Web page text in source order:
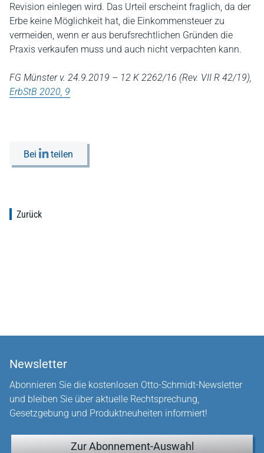
Revision einlegen wird. Das Urteil erscheint fraglich, da der
Erbe keine Möglichkeit hat, die Einkommensteuer zu
vermeiden, wenn er aus berufsrechtlichen Gründen die
Praxis verkaufen muss und auch nicht verpachten kann.
FG Münster v. 24.9.2019 – 12 K 2262/16 (Rev. VII R 42/19),
ErbStB 2020, 9
Bei teilen
Zurück
Newsletter
Abonnieren Sie die kostenlosen Otto-Schmidt-Newsletter
und bleiben Sie über aktuelle Rechtsprechung,
Gesetzgebung und Produktneuheiten informiert!
Zur Abonnement-Auswahl